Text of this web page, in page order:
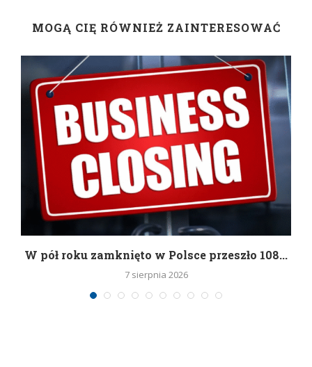
MOGĄ CIĘ RÓWNIEŻ ZAINTERESOWAĆ
W pół roku zamknięto w Polsce przeszło 108...
7 sierpnia 2026